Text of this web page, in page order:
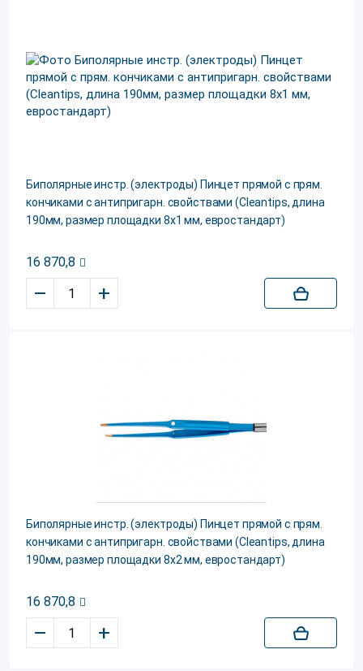
Биполярные инстр. (электроды) Пинцет прямой с прям.
кончиками с антипригарн. свойствами (Cleantips, длина
190мм, размер площадки 8х1 мм, евростандарт)
16 870,8
– +
Биполярные инстр. (электроды) Пинцет прямой с прям.
кончиками с антипригарн. свойствами (Cleantips, длина
190мм, размер площадки 8х2 мм, евростандарт)
16 870,8
– +